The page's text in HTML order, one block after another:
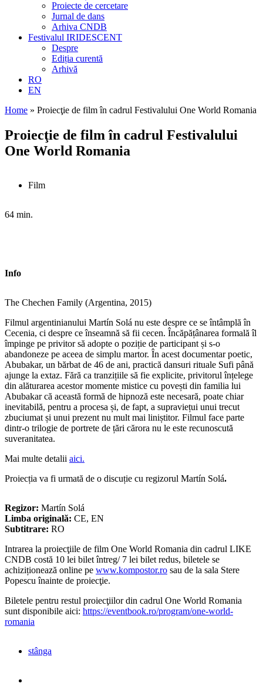
Proiecte de cercetare
Jurnal de dans
Arhiva CNDB
Festivalul IRIDESCENT
Despre
Ediția curentă
Arhivă
RO
EN
Home » Proiecţie de film în cadrul Festivalului One World Romania
Proiecţie de film în cadrul Festivalului
One World Romania
Film
64 min.
Info
The Chechen Family (Argentina, 2015)
Filmul argentinianului Martín Solá nu este despre ce se întâmplă în
Cecenia, ci despre ce înseamnă să fii cecen. Încăpățânarea formală îl
împinge pe privitor să adopte o poziție de participant și s-o
abandoneze pe aceea de simplu martor. În acest documentar poetic,
Abubakar, un bărbat de 46 de ani, practică dansuri rituale Sufi până
ajunge la extaz. Fără ca tranzițiile să fie explicite, privitorul înțelege
din alăturarea acestor momente mistice cu povești din familia lui
Abubakar că această formă de hipnoză este necesară, poate chiar
inevitabilă, pentru a procesa și, de fapt, a supraviețui unui trecut
zbuciumat și unui prezent nu mult mai liniștitor. Filmul face parte
dintr-o trilogie de portrete de țări cărora nu le este recunoscută
suveranitatea.
Mai multe detalii aici.
Proiecția va fi urmată de o discuție cu regizorul Martín Solá.
Regizor: Martín Solá
Limba originală: CE, EN
Subtitrare: RO
Intrarea la proiecţiile de film One World Romania din cadrul LIKE
CNDB costă 10 lei bilet întreg/ 7 lei bilet redus, biletele se
achiziționează online pe www.kompostor.ro sau de la sala Stere
Popescu înainte de proiecţie.
Biletele pentru restul proiecţiilor din cadrul One World Romania
sunt disponibile aici: https://eventbook.ro/program/one-world-
romania
stânga